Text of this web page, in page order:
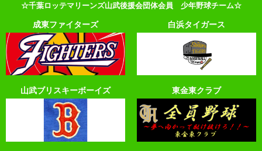
☆千葉ロッテマリーンズ山武後援会団体会員 少年野球チーム☆
成東ファイターズ 白浜タイガース
山武ブリスキーボーイズ 東金東クラブ